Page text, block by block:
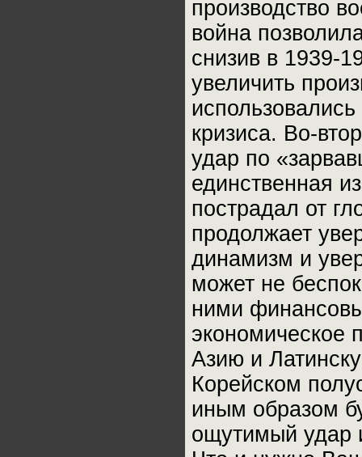
производство
война
снизив в 1939-
увеличить
кризиса. Во-
удар по
единственная
пострадал от
продолжает
динамизм и
может не
ними
экономическое
Азию и
Корейском
иным образом
ощутимый удар